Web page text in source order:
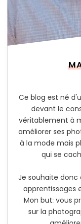
Ce blog est né
devant le
véritablement à
améliorer ses
à la mode mais
qui se
Je souhaite donc
apprentissages
Mon but: vous
sur la